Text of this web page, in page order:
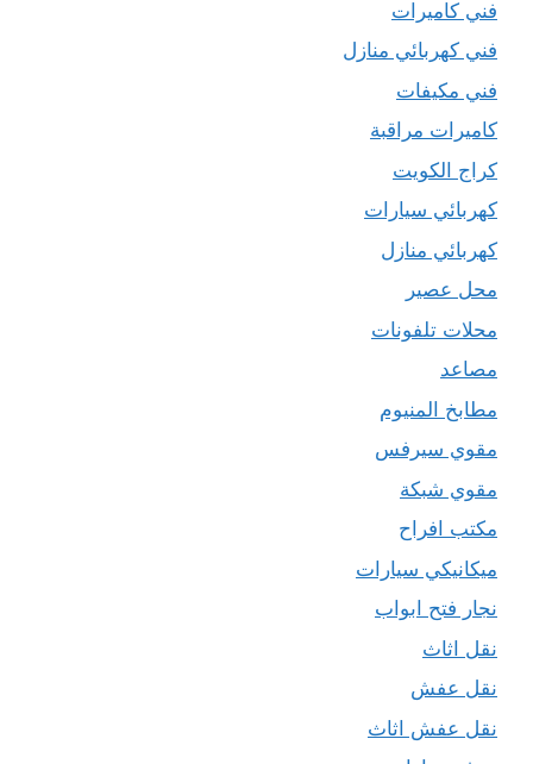
فني كاميرات
فني كهربائي منازل
فني مكيفات
كاميرات مراقبة
كراج الكويت
كهربائي سيارات
كهربائي منازل
محل عصير
محلات تلفونات
مصاعد
مطابخ المنيوم
مقوي سيرفس
مقوي شبكة
مكتب افراح
ميكانيكي سيارات
نجار فتح ابواب
نقل اثاث
نقل عفش
نقل عفش اثاث